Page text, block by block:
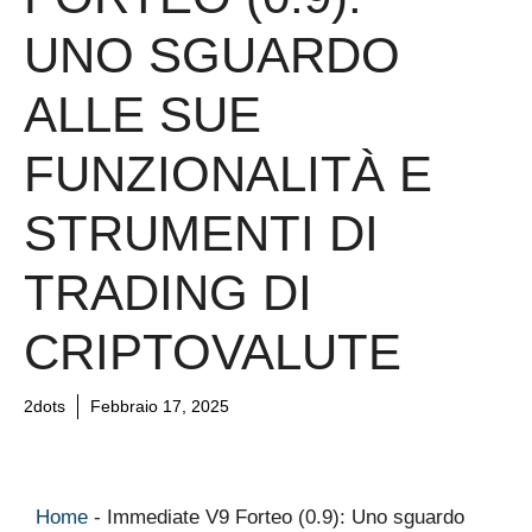
UNO SGUARDO
ALLE SUE
FUNZIONALITÀ E
STRUMENTI DI
TRADING DI
CRIPTOVALUTE
2dots Febbraio 17, 2025
Home - Immediate V9 Forteo (0.9): Uno sguardo